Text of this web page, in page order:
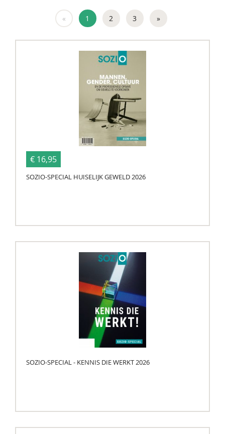
« 1 2 3 »
€ 16,95
SOZIO-SPECIAL HUISELIJK GEWELD 2026
SOZIO-SPECIAL - KENNIS DIE WERKT 2026